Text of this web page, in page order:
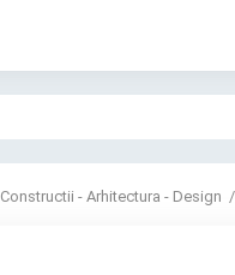
Constructii - Arhitectura - Design